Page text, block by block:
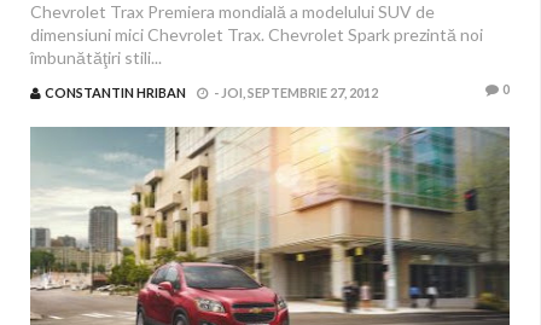
Chevrolet Trax Premiera mondială a modelului SUV de
dimensiuni mici Chevrolet Trax. Chevrolet Spark prezintă noi
îmbunătăţiri stili...
CONSTANTIN HRIBAN - JOI, SEPTEMBRIE 27, 2012 0